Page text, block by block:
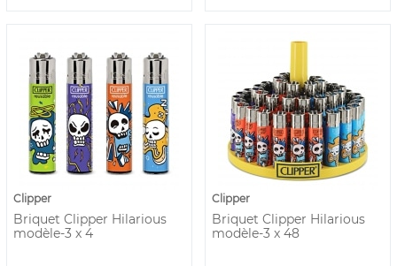
Clipper
Briquet Clipper Hilarious
modèle-3 x 4
Clipper
Briquet Clipper Hilarious
modèle-3 x 48